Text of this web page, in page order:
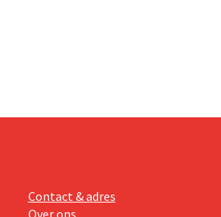
Contact & adres
Over ons